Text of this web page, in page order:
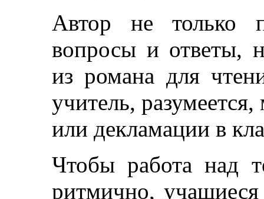
Автор не только
вопросы и ответы,
из романа для
учитель,
или декламации в
Чтобы работа над
ритмично,